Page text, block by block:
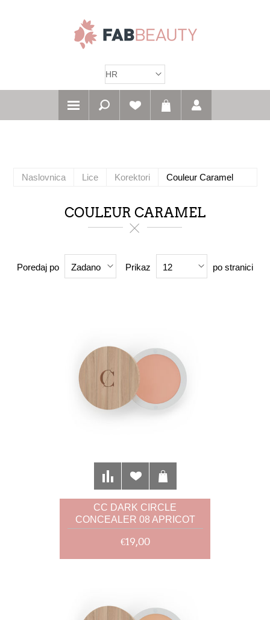
Naslovnica Lice Korektori Couleur Caramel
COULEUR CARAMEL
Poredaj po Zadano Prikaz 12 po stranici
CC DARK CIRCLE
CONCEALER 08 APRICOT
BEIGE 4G
€19,00